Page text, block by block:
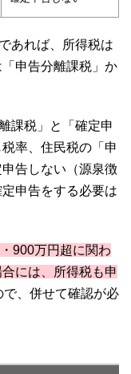
あれば、所得税は
「申告分離課税」か
課税」と「確定申
率、住民税の「申
告しない（源泉徴
申告をする必要は
900万円超に関わ
には、所得税も申
で、併せて確認が必